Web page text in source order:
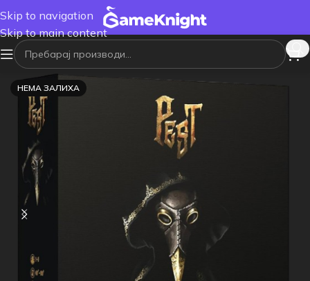
Skip to navigation
Skip to main content
НЕМА ЗАЛИХА